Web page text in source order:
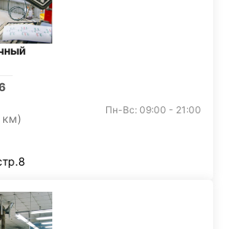
км)
Пн-Вс: 09:00 - 21:00